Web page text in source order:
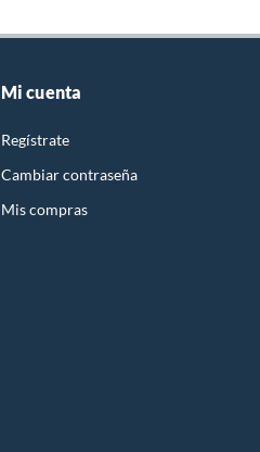
Mi cuenta
Regístrate
Cambiar contraseña
Mis compras